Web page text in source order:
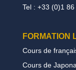
Tel : +33 (0)1
FORMATION
Cours de
Cours de